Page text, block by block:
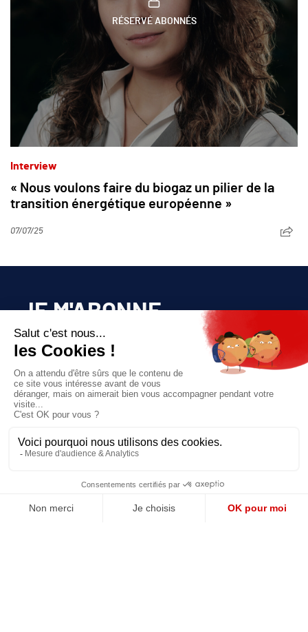
RÉSERVÉ ABONNÉS
Interview
« Nous voulons faire du biogaz un pilier de la
transition énergétique européenne »
07/07/25
JE M'ABONNE
Pour bénéficier d’un accès privilégié à tous
les articles publiés sur site.
Prix unique 180€/AN